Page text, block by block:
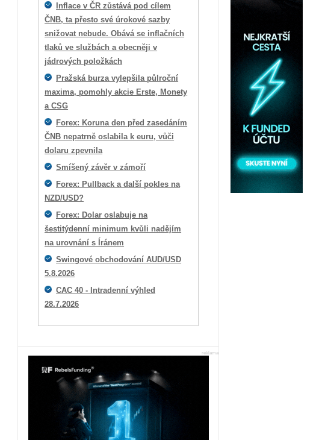
Inflace v ČR zůstává pod cílem
ČNB, ta přesto své úrokové sazby
snižovat nebude. Obává se inflačních
tlaků ve službách a obecněji v
jádrových položkách
Pražská burza vylepšila půlroční
maxima, pomohly akcie Erste, Monety
a CSG
Forex: Koruna den před zasedáním
ČNB nepatrně oslabila k euru, vůči
dolaru zpevnila
Smíšený závěr v zámoří
Forex: Pullback a další pokles na
NZD/USD?
Forex: Dolar oslabuje na
šestitýdenní minimum kvůli nadějím
na urovnání s Íránem
Swingové obchodování AUD/USD
5.8.2026
CAC 40 - Intradenní výhled
28.7.2026
reklama